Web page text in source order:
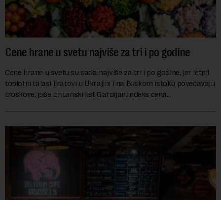
Cene hrane u svetu najviše za tri i po godine
Cene hrane u svetu su sada najviše za tri i po godine, jer letnji
toplotni talasi i ratovi u Ukrajini i na Bliskom istoku povećavaju
troškove, piše britanski list Gardijan.Indeks cena